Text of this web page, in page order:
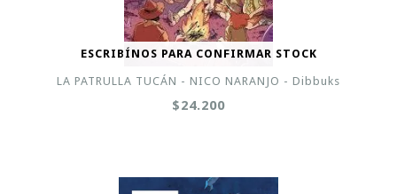
ESCRIBÍNOS PARA CONFIRMAR STOCK
LA PATRULLA TUCÁN - NICO NARANJO - Dibbuks
$24.200